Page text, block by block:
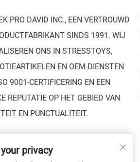
PRO DAVID INC., EEN VERTROUWD
SINDS 1991. WIJ
ONS IN STRESSTOYS,
EN OEM-DIENSTEN
9001-CERTIFICERING EN EEN
REPUTATIE OP HET GEBIED VAN
EN PUNCTUALITEIT.
privacy